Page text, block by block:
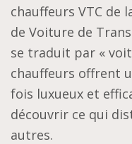
chauffeurs VTC de
de Voiture de
se traduit par «
chauffeurs offrent
fois luxueux et
découvrir ce qui
autres.